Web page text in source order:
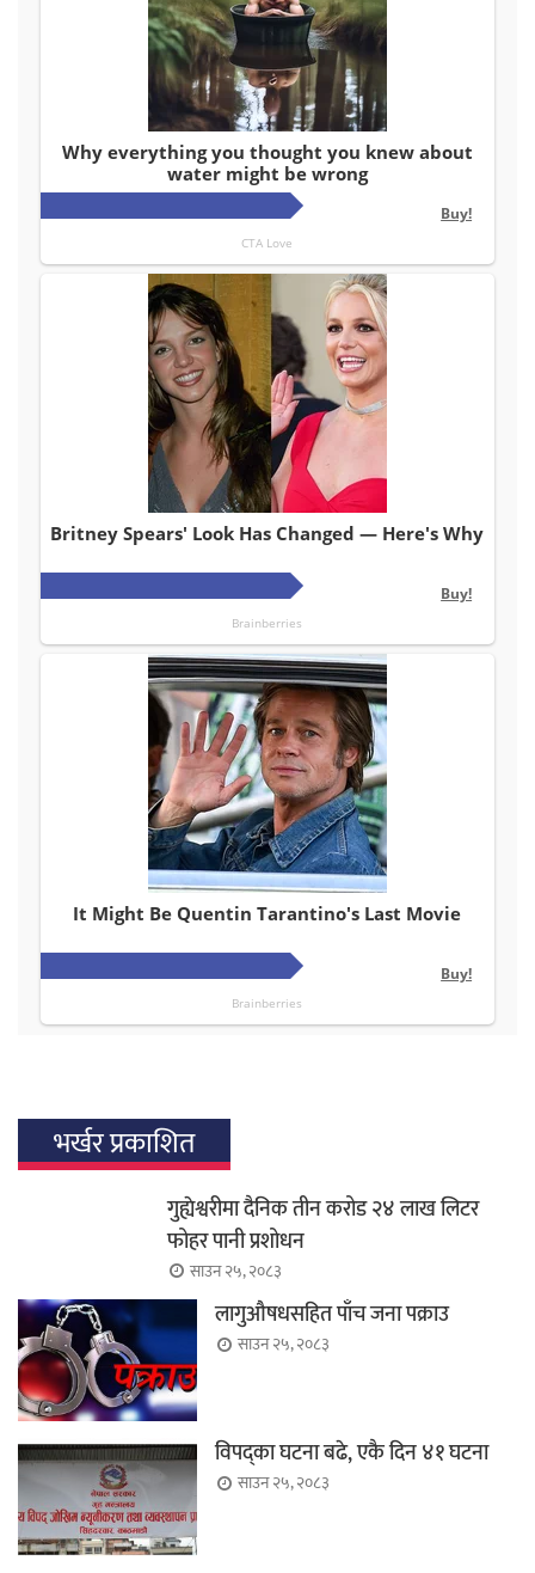
भर्खर प्रकाशित
गुह्येश्वरीमा दैनिक तीन करोड २४ लाख लिटर
फोहर पानी प्रशोधन
साउन २५, २०८३
लागुऔषधसहित पाँच जना पक्राउ
साउन २५, २०८३
विपद्का घटना बढे, एकै दिन ४१ घटना
साउन २५, २०८३